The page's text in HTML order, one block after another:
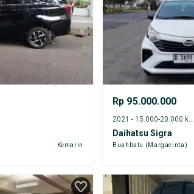
PENJUAL TERVERIFIKASI
Kemarin
Rp 95.000.000
2021 - 15.000-20.000 km
Daihatsu Sigra
Buahbatu (Margacinta)